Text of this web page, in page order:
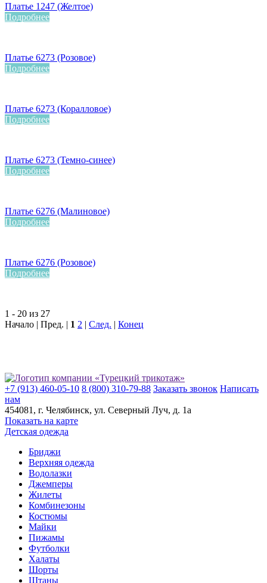
Платье 1247 (Желтое)
Подробнее
Платье 6273 (Розовое)
Подробнее
Платье 6273 (Коралловое)
Подробнее
Платье 6273 (Темно-синее)
Подробнее
Платье 6276 (Малиновое)
Подробнее
Платье 6276 (Розовое)
Подробнее
1 - 20 из 27
Начало | Пред. | 1 2 | След. | Конец
+7 (913) 460-05-10 8 (800) 310-79-88 Заказать звонок Написать
нам
454081 , г. Челябинск, ул. ​Северный Луч, д. 1а
Показать на карте
Детская одежда
Бриджи
Верхняя одежда
Водолазки
Джемперы
Жилеты
Комбинезоны
Костюмы
Майки
Пижамы
Футболки
Халаты
Шорты
Штаны